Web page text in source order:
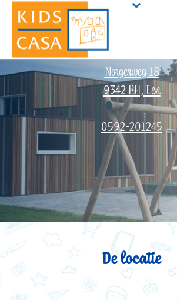
Een, Kids & Co
Norgerweg 18
9342 PH, Een
0592-201245
De locatie